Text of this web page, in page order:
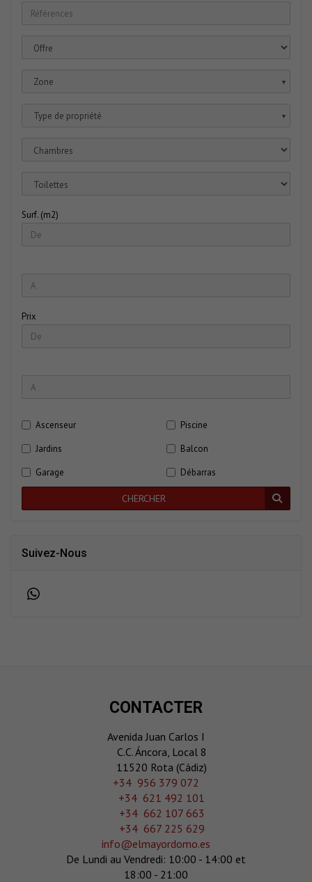
Zone ▼
Type de propriété ▼
Surf. (m2)
Prix
Ascenseur
Piscine
Jardins
Balcon
Garage
Débarras
CHERCHER
Suivez-Nous
CONTACTER
Avenida Juan Carlos I
C.C. Áncora, Local 8
11520 Rota (Cádiz)
‎+34 956 379 072
+34 621 492 101
+34 662 107 663
+34 667 225 629
info@elmayordomo.es
De Lundi au Vendredi: 10:00 - 14:00 et
18:00 - 21:00